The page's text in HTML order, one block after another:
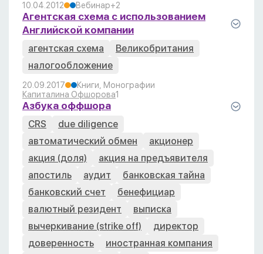
10.04.2012 Вебинар+2
Агентская схема с использованием
Английской компании
агентская схема
Великобритания
налогообложение
20.09.2017
Книги, Монографии
Капиталина Офшорова1
Азбука оффшора
CRS
due diligence
автоматический обмен
акционер
акция (доля)
акция на предъявителя
апостиль
аудит
банковская тайна
банковский счет
бенефициар
валютный резидент
выписка
вычеркивание (strike off)
директор
доверенность
иностранная компания